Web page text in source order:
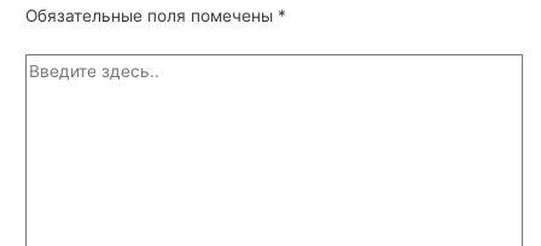
Обязательные поля помечены *